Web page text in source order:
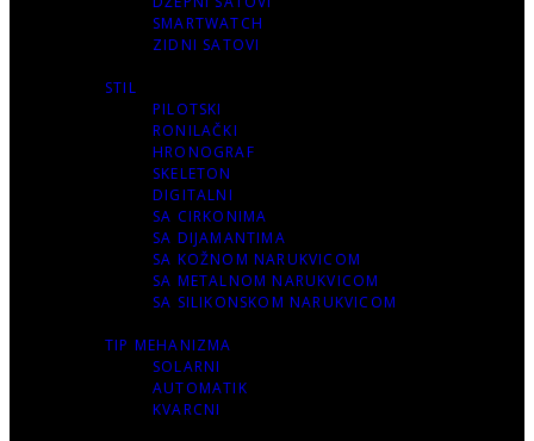
SMARTWATCH
ZIDNI SATOVI
STIL
PILOTSKI
RONILAČKI
HRONOGRAF
SKELETON
DIGITALNI
SA CIRKONIMA
SA DIJAMANTIMA
SA KOŽNOM NARUKVICOM
SA METALNOM NARUKVICOM
SA SILIKONSKOM NARUKVICOM
TIP MEHANIZMA
SOLARNI
AUTOMATIK
KVARCNI